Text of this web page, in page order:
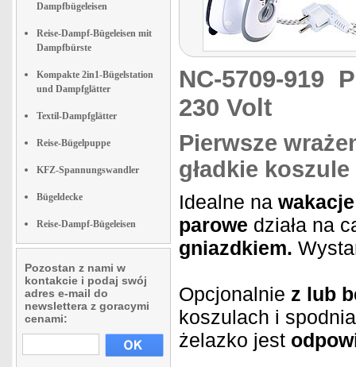
Dampfbügeleisen
Reise-Dampf-Bügeleisen mit
Dampfbürste
Kompakte 2in1-Bügelstation
und Dampfglätter
Textil-Dampfglätter
Reise-Bügelpuppe
KFZ-Spannungswandler
Bügeldecke
Reise-Dampf-Bügeleisen
Pozostan z nami w
kontakcie i podaj swój
adres e-mail do
newslettera z goracymi
cenami:
NC-5709-919
230 Volt
Pierwsze
gładkie
Idealne na
parowe działa na
gniazdkiem.
Opcjonalnie z lub
koszulach i
żelazko jest